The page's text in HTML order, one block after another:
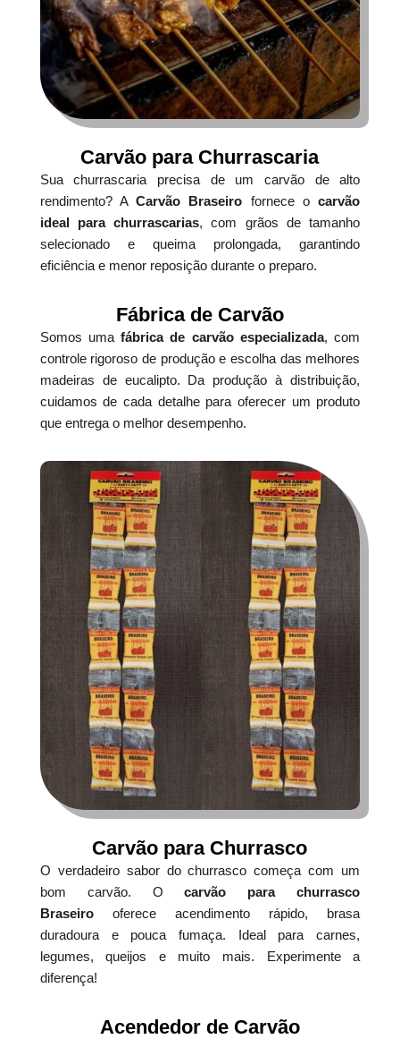
Carvão para Churrascaria
Sua churrascaria precisa de um carvão de alto
rendimento? ACarvão Braseiro fornece ocarvão
ideal para churrascarias, com grãos de tamanho
selecionado e queima prolongada, garantindo
eficiência e menor reposição durante o preparo.
Fábrica de Carvão
Somos umafábrica de carvão especializada, com
controle rigoroso de produção e escolha das melhores
madeiras de eucalipto. Da produção à distribuição,
cuidamos de cada detalhe para oferecer um produto
que entrega o melhor desempenho.
Carvão para Churrasco
O verdadeiro sabor do churrasco começa com um
bom carvão. Ocarvão para churrasco
Braseirooferece acendimento rápido, brasa
duradoura e pouca fumaça. Ideal para carnes,
legumes, queijos e muito mais. Experimente a
diferença!
Acendedor de Carvão